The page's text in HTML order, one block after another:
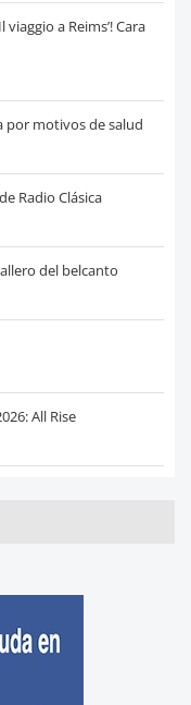
viaggio a Reims’! Cara
por motivos de salud
Radio Clásica
del belcanto
All Rise